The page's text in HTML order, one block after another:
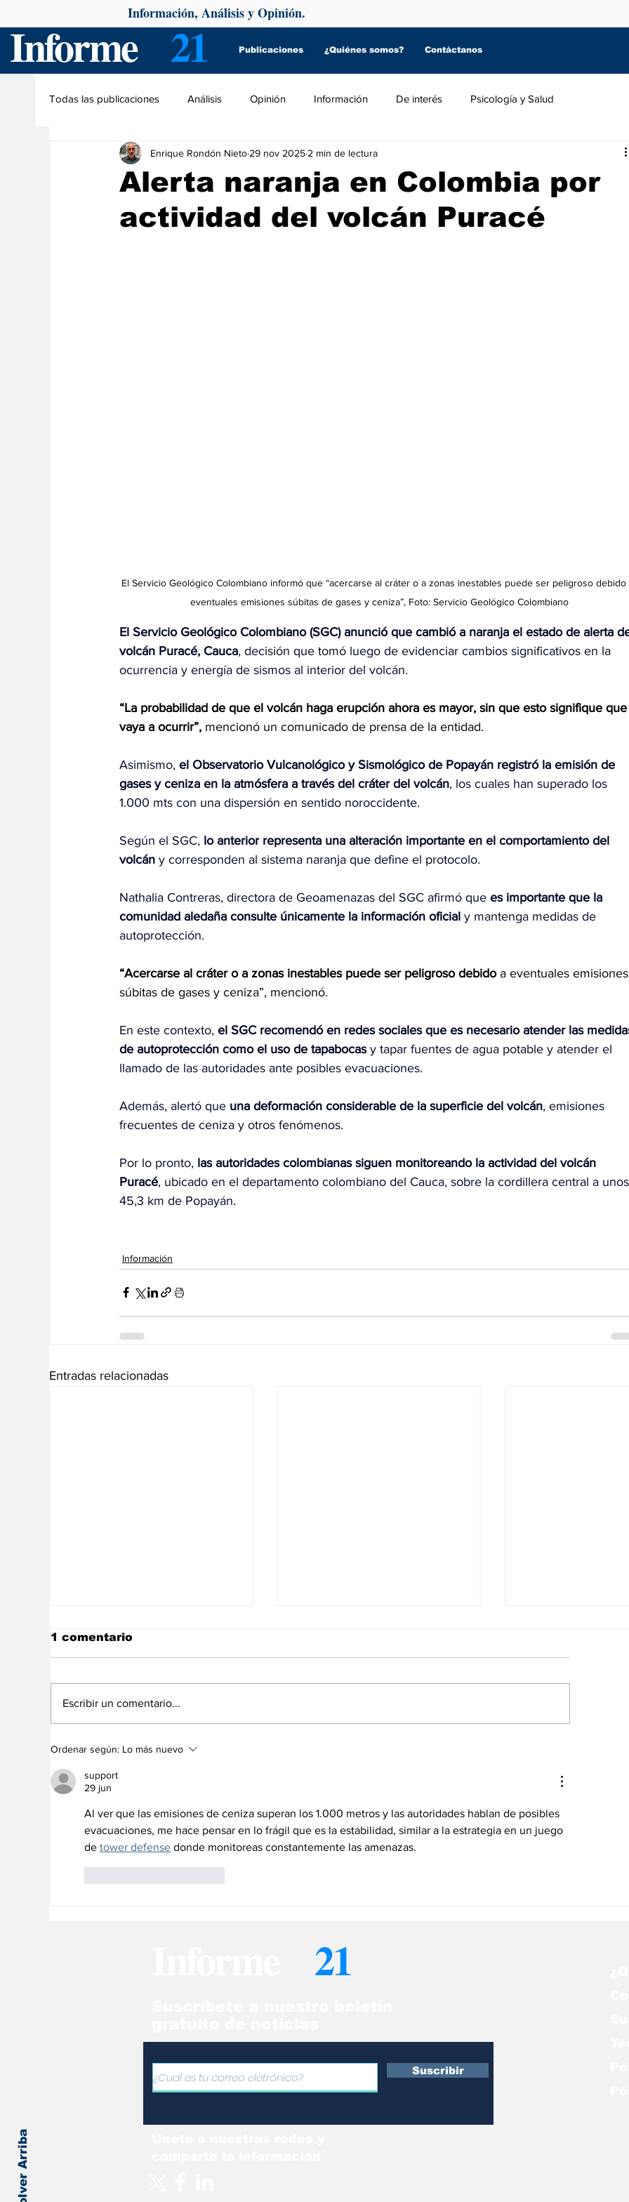
Informe 21 Publicaciones ¿Quiénes somos? Contáctanos
Información, Análisis y Opinión.
Todas las publicaciones Análisis Opinión Información De interés Psicología y Salud
Alerta naranja en Colombia por
actividad del volcán Puracé
Enrique Rondón Nieto 29 nov 2025 2 min de lectura
El Servicio Geológico Colombiano informó que “acercarse al cráter o a zonas inestables puede ser peligroso debido
eventuales emisiones súbitas de gases y ceniza”, Foto: Servicio Geológico Colombiano
El Servicio Geológico Colombiano (SGC) anunció que cambió a naranja el estado de alerta
volcán Puracé, Cauca, decisión que tomó luego de evidenciar cambios significativos en la
ocurrencia y energía de sismos al interior del volcán.
“La probabilidad de que el volcán haga erupción ahora es mayor, sin que esto signifique
vaya a ocurrir”, mencionó un comunicado de prensa de la entidad.
Asimismo, el Observatorio Vulcanológico y Sismológico de Popayán registró la emisión de
gases y ceniza en la atmósfera a través del cráter del volcán, los cuales han superado los
1.000 mts con una dispersión en sentido noroccidente.
Según el SGC, lo anterior representa una alteración importante en el comportamiento del
volcán y corresponden al sistema naranja que define el protocolo.
Nathalia Contreras, directora de Geoamenazas del SGC afirmó que es importante que la
comunidad aledaña consulte únicamente la información oficial y mantenga medidas de
autoprotección.
“Acercarse al cráter o a zonas inestables puede ser peligroso debido a eventuales
súbitas de gases y ceniza”, mencionó.
En este contexto, el SGC recomendó en redes sociales que es necesario atender las
de autoprotección como el uso de tapabocas y tapar fuentes de agua potable y atender el
llamado de las autoridades ante posibles evacuaciones.
Además, alertó que una deformación considerable de la superficie del volcán, emisiones
frecuentes de ceniza y otros fenómenos.
Por lo pronto, las autoridades colombianas siguen monitoreando la actividad del volcán
Puracé, ubicado en el departamento colombiano del Cauca, sobre la cordillera central a
45,3 km de Popayán.
Información
Entradas relacionadas
En libertad plena la
jueza María Lourdes
Afiuni
1 comentario
Escribir un comentario...
Ordenar según: Lo más nuevo
support
29 jun
Al ver que las emisiones de ceniza superan los 1.000 metros y las autoridades hablan de posibles
evacuaciones, me hace pensar en lo frágil que es la estabilidad, similar a la estrategia en un juego
de tower defense donde monitoreas constantemente las amenazas.
Volver Arriba
21
Suscribir